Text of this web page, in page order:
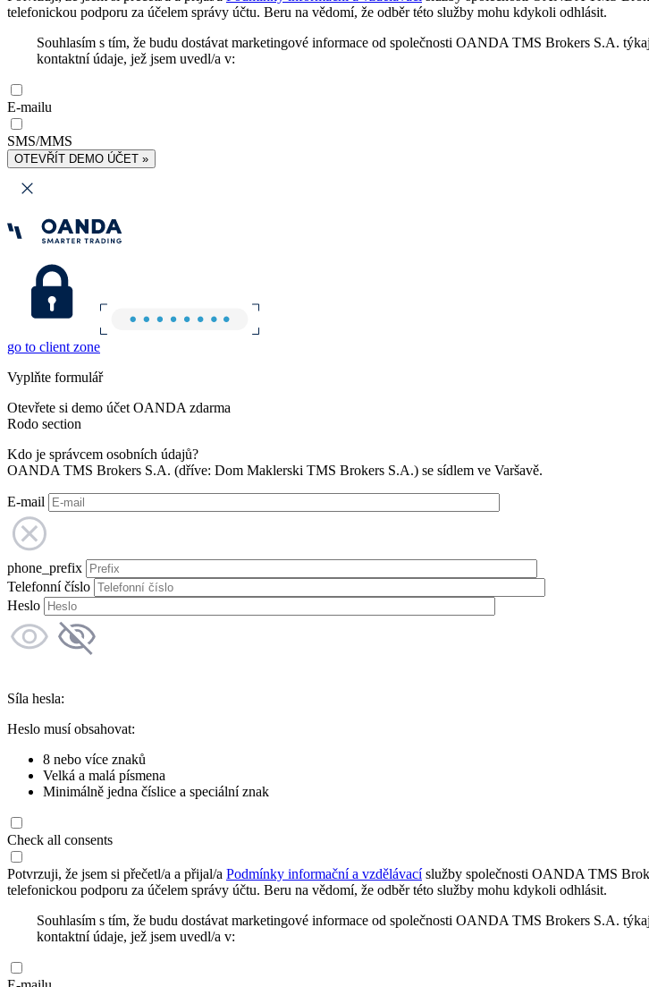
telefonickou podporu za účelem správy účtu. Beru na vědomí, že odběr této služby mohu kdykoli odhlásit.
Souhlasím s tím, že budu dostávat marketingové informace od společnosti OANDA TMS Brokers S.A.
kontaktní údaje, jež jsem uvedl/a v:
E-mailu
SMS/MMS
OTEVŘÍT DEMO ÚČET »
go to client zone
Vyplňte formulář
Otevřete si demo účet OANDA zdarma
Rodo section
Kdo je správcem osobních údajů?
OANDA TMS Brokers S.A. (dříve: Dom Maklerski TMS Brokers S.A.) se sídlem ve Varšavě.
E-mail
phone_prefix
Telefonní číslo
Heslo
Síla hesla:
Heslo musí obsahovat:
8 nebo více znaků
Velká a malá písmena
Minimálně jedna číslice a speciální znak
Check all consents
Potvrzuji, že jsem si přečetl/a a přijal/a Podmínky informační a vzdělávacíslužby společnosti OANDA TMS
telefonickou podporu za účelem správy účtu. Beru na vědomí, že odběr této služby mohu kdykoli odhlásit.
Souhlasím s tím, že budu dostávat marketingové informace od společnosti OANDA TMS Brokers S.A.
kontaktní údaje, jež jsem uvedl/a v: